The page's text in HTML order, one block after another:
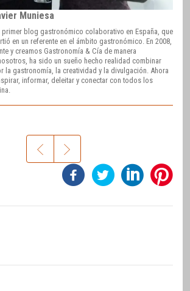
Muniesa
primer blog gastronómico colaborativo en España, que
en un referente en el ámbito gastronómico. En 2008,
y creamos Gastronomía & Cía de manera
ha sido un sueño hecho realidad combinar
la gastronomía, la creatividad y la divulgación. Ahora
informar, deleitar y conectar con todos los